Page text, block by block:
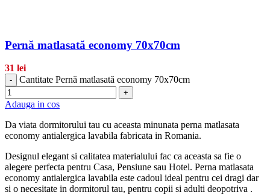
Pernă matlasată economy 70x70cm
31 lei
- Cantitate Pernă matlasată economy 70x70cm
+
Adauga in cos
Da viata dormitorului tau cu aceasta minunata perna matlasata
economy antialergica lavabila fabricata in Romania.
Designul elegant si calitatea materialului fac ca aceasta sa fie o
alegere perfecta pentru Casa, Pensiune sau Hotel. Perna matlasata
economy antialergica lavabila este cadoul ideal pentru cei dragi dar
si o necesitate in dormitorul tau, pentru copii si adulti deopotriva .